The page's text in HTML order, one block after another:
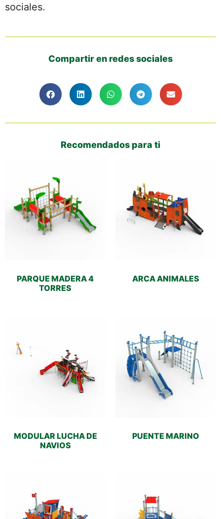
sociales.
Compartir en redes sociales
Recomendados para ti
PARQUE MADERA 4
TORRES
ARCA ANIMALES
MODULAR LUCHA DE
NAVIOS
PUENTE MARINO